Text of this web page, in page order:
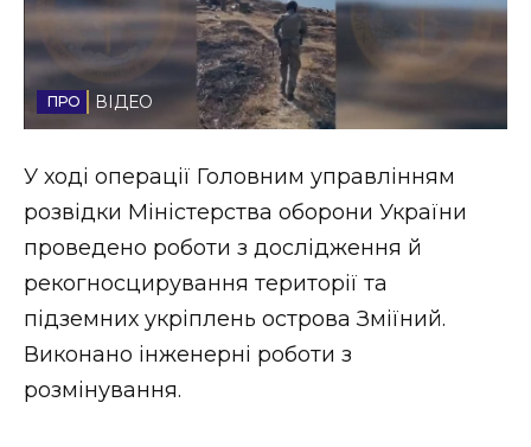
Спорт
Стиль життя
Втрачений Ужгород
Втрачений Ужгород (відеоверсія)
ЗАКАРПАТСЬКІ НОВИНИ
НОВИНИ ЗАХІДНОЇ УКРАЇНИ
ВІДЕО
У ході операції Головним управлінням
розвідки Міністерства оборони України
проведено роботи з дослідження й
рекогносцирування території та
підземних укріплень острова Зміїний.
Виконано інженерні роботи з
розмінування.